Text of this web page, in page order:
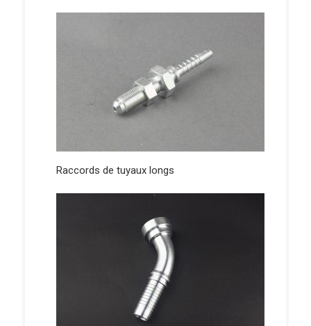
Raccords de tuyaux longs